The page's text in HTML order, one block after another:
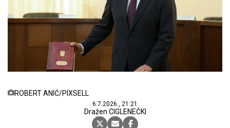
ROBERT ANIĆ/PIXSELL
6.7.2026., 21:21
Dražen CIGLENEČKI